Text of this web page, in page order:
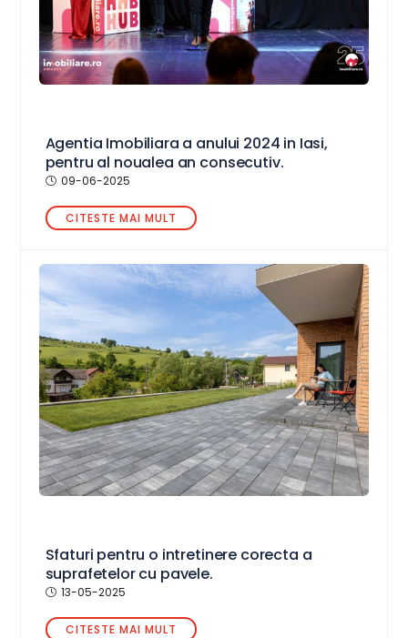
Agentia Imobiliara a anului 2024 in Iasi,
pentru al noualea an consecutiv.
09-06-2025
CITESTE MAI MULT
Sfaturi pentru o intretinere corecta a
suprafetelor cu pavele.
13-05-2025
CITESTE MAI MULT